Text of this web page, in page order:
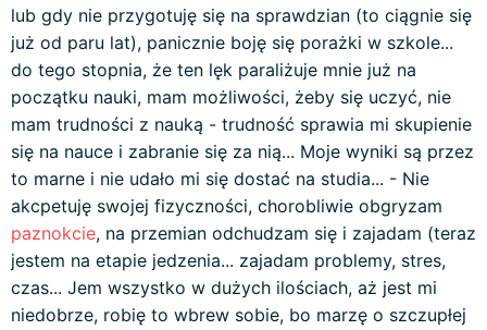
lub gdy nie przygotuję się na sprawdzian (to ciągnie się
już od paru lat), panicznie boję się porażki w szkole...
do tego stopnia, że ten lęk paraliżuje mnie już na
początku nauki, mam możliwości, żeby się uczyć, nie
mam trudności z nauką - trudność sprawia mi skupienie
się na nauce i zabranie się za nią... Moje wyniki są przez
to marne i nie udało mi się dostać na studia... - Nie
akcpetuję swojej fizyczności, chorobliwie obgryzam
paznokcie, na przemian odchudzam się i zajadam (teraz
jestem na etapie jedzenia... zajadam problemy, stres,
czas... Jem wszystko w dużych ilościach, aż jest mi
niedobrze, robię to wbrew sobie, bo marzę o szczupłej